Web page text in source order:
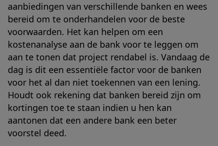
aanbiedingen van verschillende banken en wees
bereid om te onderhandelen voor de beste
voorwaarden. Het kan helpen om een
kostenanalyse aan de bank voor te leggen om
aan te tonen dat project rendabel is. Vandaag de
dag is dit een essentiële factor voor de banken
voor het al dan niet toekennen van een lening.
Houdt ook rekening dat banken bereid zijn om
kortingen toe te staan indien u hen kan
aantonen dat een andere bank een beter
voorstel deed.